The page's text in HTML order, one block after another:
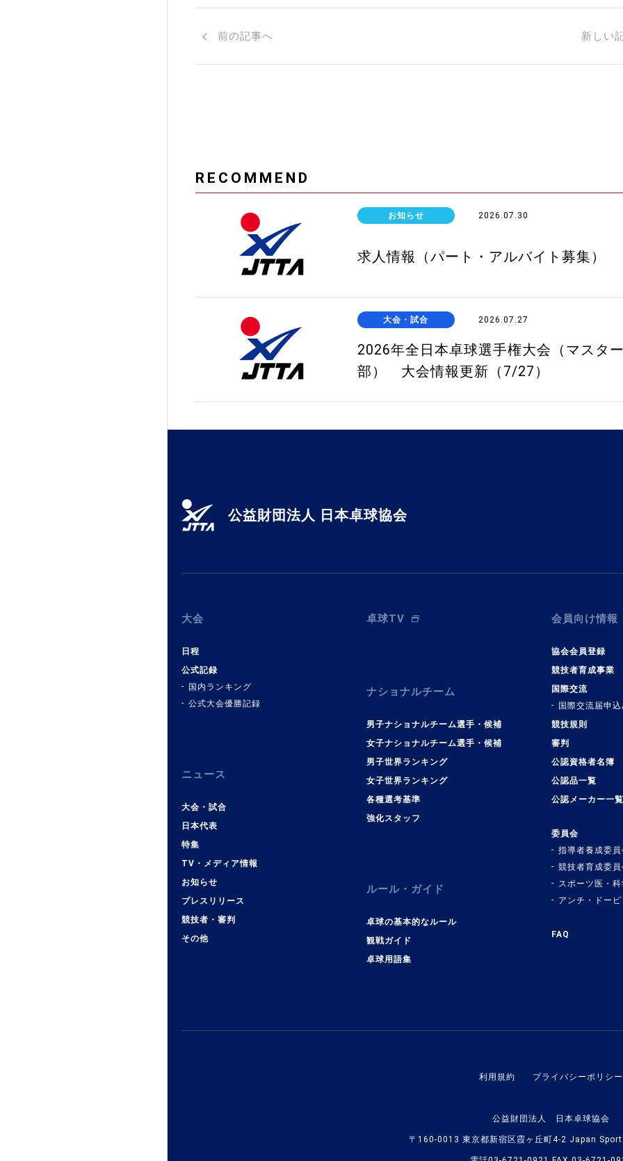
前の記事へ 新しい
RECOMMEND
お知らせ 2026.07.30
求人情報（パート・アルバイト募集）
大会・試合 2026.07.27
2026年全日本卓球選手権大会（マスタ
部） 大会情報更新（7/27）
公益財団法人 日本卓球協会
大会
日程
公式記録
国内ランキング
公式大会優勝記録
ニュース
大会・試合
日本代表
特集
TV・メディア情報
お知らせ
プレスリリース
競技者・審判
その他
卓球TV
ナショナルチーム
男子ナショナルチーム選手・候補
女子ナショナルチーム選手・候補
男子世界ランキング
女子世界ランキング
各種選考基準
強化スタッフ
ルール・ガイド
卓球の基本的なルール
観戦ガイド
卓球用語集
会員向け情報
協会会員登録
競技者育成事業
国際交流
国際交流届申
競技規則
審判
公認資格者名簿
公認品一覧
公認メーカー一覧
委員会
指導者養成委員
競技者育成委員
スポーツ医・
アンチ・ドー
FAQ
利用規約 プライバシーポリシー
公益財団法人 日本卓球協会
〒160-0013 東京都新宿区霞ヶ丘町4-2 Japan